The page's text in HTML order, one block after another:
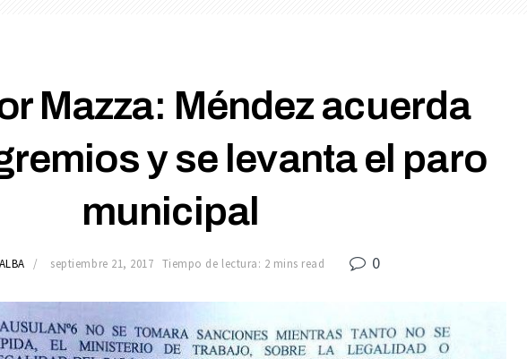
Mazza: Méndez acuerda
y se levanta el paro
municipal
septiembre 21, 2017 Tiempo de lectura: 2 mins read 0